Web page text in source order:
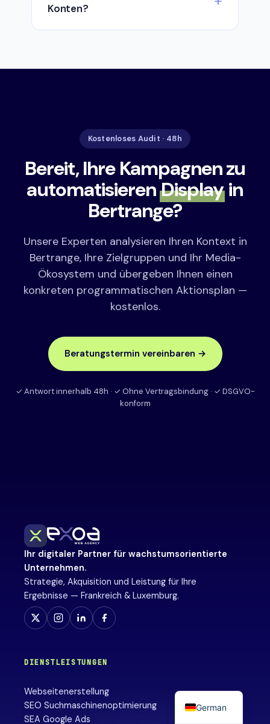
Konten?
Kostenloses Audit · 48h
Bereit, Ihre Kampagnen zu
automatisierenDisplay in
Bertrange?
Unsere Experten analysieren Ihren Kontext in
Bertrange, Ihre Zielgruppen und Ihr Media-
Ökosystem und übergeben Ihnen einen
konkreten programmatischen Aktionsplan —
kostenlos.
Beratungstermin vereinbaren →
✓ Antwort innerhalb 48h · ✓ Ohne Vertragsbindung · ✓ DSGVO-
konform
Ihr digitaler Partner für wachstumsorientierte
Unternehmen.
Strategie, Akquisition und Leistung für Ihre
Ergebnisse — Frankreich & Luxemburg.
DIENSTLEISTUNGEN
Webseitenerstellung
SEO Suchmaschinenoptimierung
SEA Google Ads
German